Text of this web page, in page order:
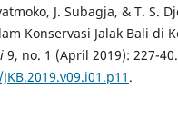
J. Subagja, & T. S.
Konservasi Jalak Bali di
9, no. 1 (April 2019): 227-40.
.